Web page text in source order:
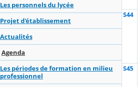
Les personnels du lycée
Projet d'établissement
Actualités
Agenda
Les périodes de formation en milieu
professionnel
S44
S45